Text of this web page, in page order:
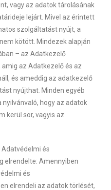
vagy az adatok tárolásának
lejárt. Mivel az érintett
szolgáltatást nyújt, a
kötött. Mindezek alapján
– az Adatkezelő
az Adatkezelő és az
és ameddig az adatkezelő
nyújthat. Minden egyéb
hogy az adatok
kerül sor, vagyis az
és
elrendelte: Amennyiben
és
elrendeli az adatok törlését,